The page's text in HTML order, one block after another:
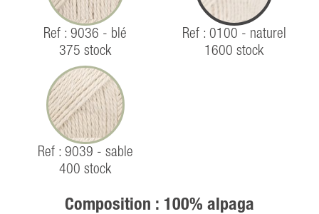
Ref : 9036 - blé
375 stock
Ref : 0100 - naturel
1600 stock
Ref : 9039 - sable
400 stock
Composition : 100% alpaga